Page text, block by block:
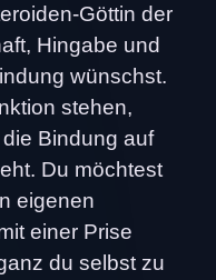
Göttin der
Hingabe und
wünschst.
stehen,
Bindung auf
Du möchtest
eigenen
einer Prise
du selbst zu